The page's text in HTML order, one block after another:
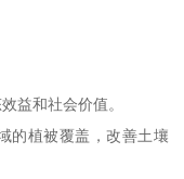
益和社会价值。
的植被覆盖，改善土壤